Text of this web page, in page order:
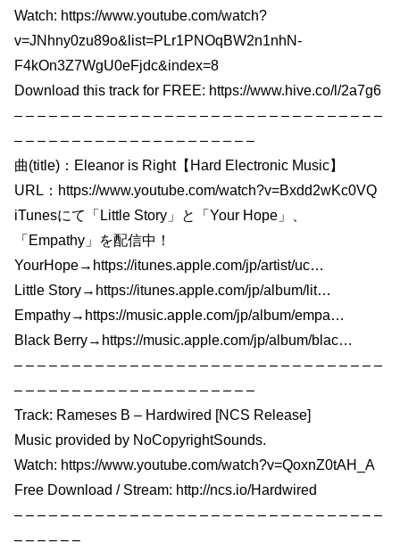
Watch: https://www.youtube.com/watch?
v=JNhny0zu89o&list=PLr1PNOqBW2n1nhN-
F4kOn3Z7WgU0eFjdc&index=8
Download this track for FREE: https://www.hive.co/l/2a7g6
– – – – – – – – – – – – – – – – – – – – – – – – – – – – – – – –
– – – – – – – – – – – – – – – – – – – – –
曲(title)：Eleanor is Right【Hard Electronic Music】
URL：https://www.youtube.com/watch?v=Bxdd2wKc0VQ
iTunesにて「Little Story」と「Your Hope」、
「Empathy」を配信中！
YourHope→https://itunes.apple.com/jp/artist/uc…
Little Story→https://itunes.apple.com/jp/album/lit…
Empathy→https://music.apple.com/jp/album/empa…
Black Berry→https://music.apple.com/jp/album/blac…
– – – – – – – – – – – – – – – – – – – – – – – – – – – – – – – –
– – – – – – – – – – – – – – – – – – – – –
Track: Rameses B – Hardwired [NCS Release]
Music provided by NoCopyrightSounds.
Watch: https://www.youtube.com/watch?v=QoxnZ0tAH_A
Free Download / Stream: http://ncs.io/Hardwired
– – – – – – – – – – – – – – – – – – – – – – – – – – – – – – – –
– – – – – –